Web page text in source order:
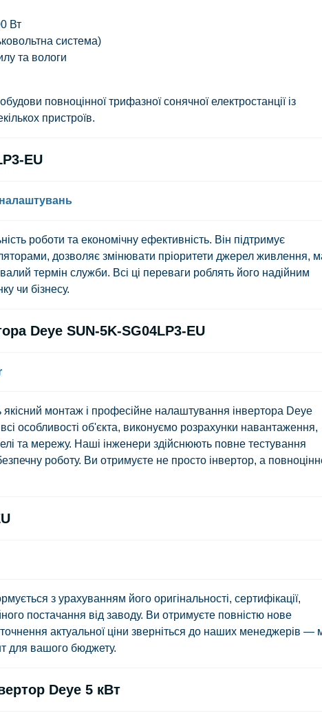
Вт
система)
та вологи
повноцінної трифазної сонячної електростанції із
пристроїв.
EU
налаштувань
роботи та економічну ефективність. Він підтримує
дозволяє змінювати пріоритети джерел живлення,
термін служби. Всі ці переваги роблять його надійним
чи бізнесу.
Deye SUN-5K-SG04LP3-EU
якісний монтаж і професійне налаштування інвертора Deye
особливості об'єкта, виконуємо розрахунки навантаження,
та мережу. Наші інженери здійснюють повне тестування
роботу. Ви отримуєте не просто інвертор, а
з урахуванням його оригінальності, сертифікації,
постачання від заводу. Ви отримуєте повністю нове
актуальної ціни зверніться до наших менеджерів —
для вашого бюджету.
Deye 5 кВт